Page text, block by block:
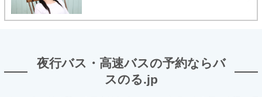
夜行バス・高速バスの予約ならバ
スのる.jp